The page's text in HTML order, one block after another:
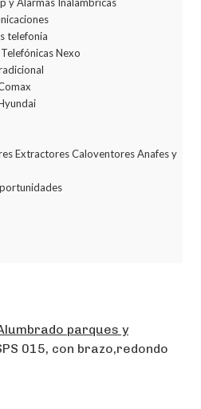
telefonia
Nexo
Extractores Caloventores Anafes y
parques y
SPS 015, con brazo,redondo